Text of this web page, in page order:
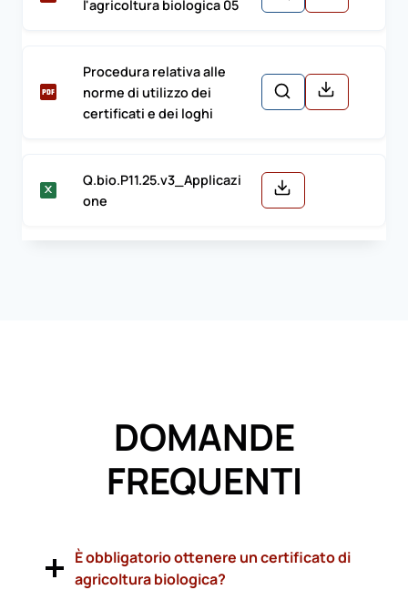
l'agricoltura biologica 05
Procedura relativa alle
norme di utilizzo dei
certificati e dei loghi
Q.bio.P11.25.v3_Applicazi
one
DOMANDE
FREQUENTI
È obbligatorio ottenere un certificato di
agricoltura biologica?